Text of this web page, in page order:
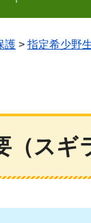
護 > 指定希少野
スギ